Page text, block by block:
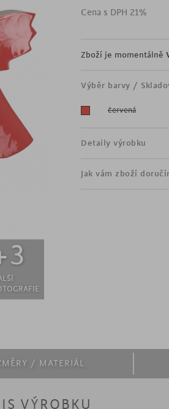
výška 20 cm
Cena s DPH 21%
Zboží je momentálně
Výběr barvy /
červená
Detaily výrobku
Jak vám zboží
/ MATERIÁL
VÝROBKU